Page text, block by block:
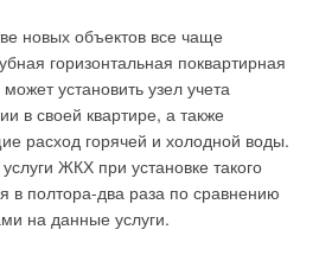
новых объектов все чаще
горизонтальная поквартирная
установить узел учета
в своей квартире, а также
расход горячей и холодной воды.
ЖКХ при установке такого
в полтора-два раза по сравнению
на данные услуги.
из
труб из
открылась в 1947 году. В 2014
концернKSBпредставил
версию преобразователя
непосредственно на
для промышленного
сократить расходы на